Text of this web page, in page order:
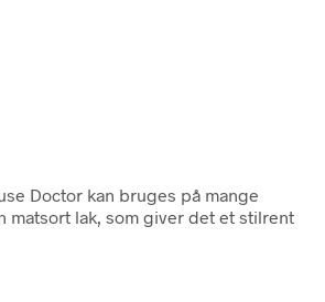
Doctor kan bruges på mange
matsort lak, som giver det et stilrent